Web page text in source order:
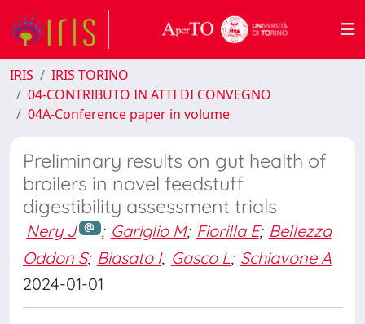
IRIS
IRIS TORINO
04-CONTRIBUTO IN ATTI DI CONVEGNO
04A-Conference paper in volume
Preliminary results on gut health of
broilers in novel feedstuff
digestibility assessment trials
Nery J ; Gariglio M; Fiorilla E; Bellezza
Oddon S; Biasato I; Gasco L; Schiavone A
2024-01-01